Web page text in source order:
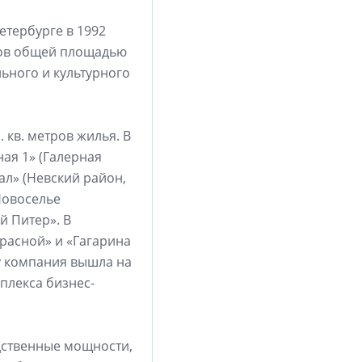
в 1992
общей площадью
и культурного
кв. метров жилья. В
1» (Галерная
(Невский район,
Питер». В
и «Гагарина
компания вышла на
бизнес-
мощности,